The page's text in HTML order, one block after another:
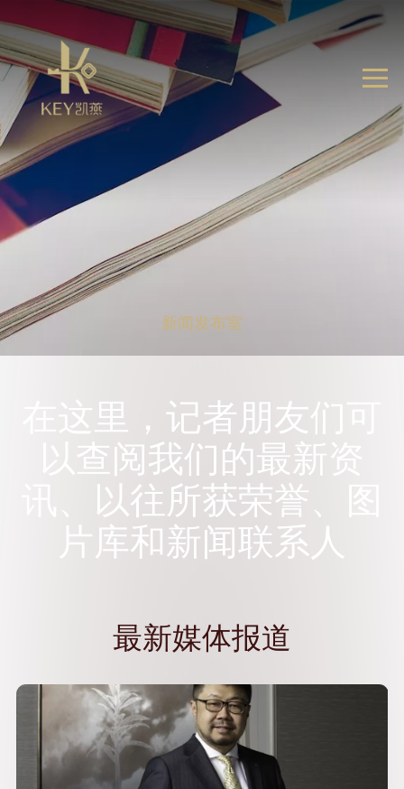
新闻发布室
在这里，记者朋友们可
查阅我们的最新资
讯、以往所获荣誉、
片库和新闻联系人
最新媒体报道